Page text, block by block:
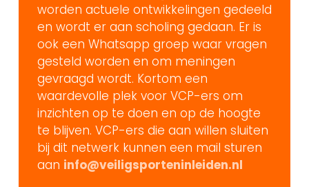
worden actuele ontwikkelingen gedeeld
en wordt er aan scholing gedaan. Er is
ook een Whatsapp groep waar vragen
gesteld worden en om meningen
gevraagd wordt. Kortom een
waardevolle plek voor VCP-ers om
inzichten op te doen en op de hoogte
te blijven. VCP-ers die aan willen sluiten
bij dit netwerk kunnen een mail sturen
aan info@veiligsporteninleiden.nl